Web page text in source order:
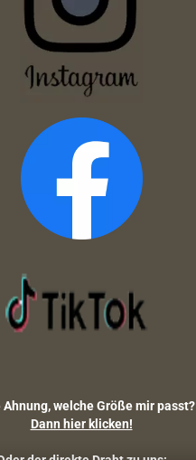
Ahnung, welche Größe mir passt?
Dann hier klicken!